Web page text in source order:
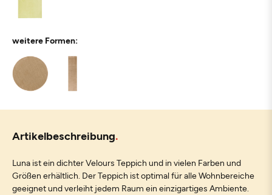
weitere Formen:
Artikelbeschreibung
Luna ist ein dichter Velours Teppich und in vielen Farben und
Größen erhältlich. Der Teppich ist optimal für alle Wohnbereiche
geeignet und verleiht jedem Raum ein einzigartiges Ambiente.